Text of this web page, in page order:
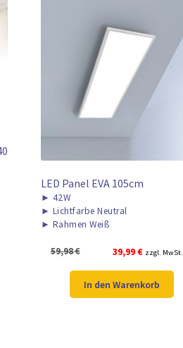
LED Panel EVA 105cm
► 42W
► Lichtfarbe Neutral
► Rahmen Weiß
59,98€
Ursprünglicher
war:
59,98 €
39,99€Aktueller
ist:
39,99 €.
zzgl. MwSt.
In den Warenkorb